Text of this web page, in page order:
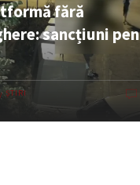
fără
sancțiuni
ȘTIRI